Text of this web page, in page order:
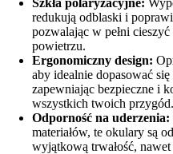
redukują odblaski i
pozwalając w pełni
powietrzu.
Ergonomiczny design:
aby idealnie dopasować
zapewniając bezpieczne i
wszystkich twoich przygód.
Odporność na uderzenia:
materiałów, te okulary są
wyjątkową trwałość,